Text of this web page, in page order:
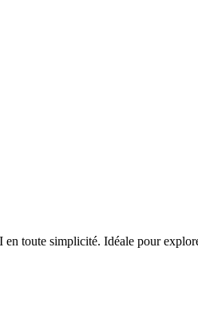
toute simplicité. Idéale pour